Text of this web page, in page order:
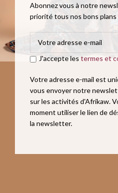
Abonnez vous à notre
priorité tous nos bons
J'accepte les termes et
Votre adresse e-mail est
vous envoyer notre
sur les activités d'Afrikaw.
moment utiliser le lien de
la newsletter.